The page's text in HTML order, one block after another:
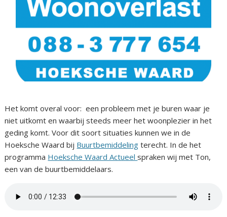
Het komt overal voor: een probleem met je buren waar je
niet uitkomt en waarbij steeds meer het woonplezier in het
geding komt. Voor dit soort situaties kunnen we in de
Hoeksche Waard bij Buurtbemiddeling terecht. In de het
programma Hoeksche Waard Actueelspraken wij met Ton,
een van de buurtbemiddelaars.